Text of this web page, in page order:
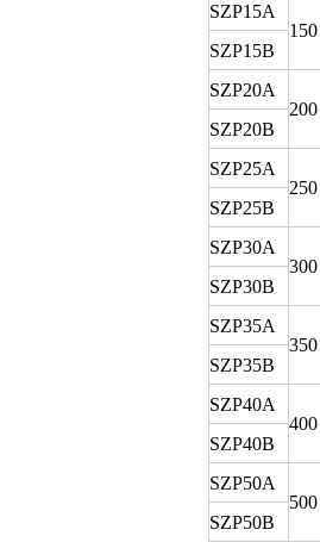
SZP15A
150
SZP15B
SZP20A
200
SZP20B
SZP25A
250
SZP25B
SZP30A
300
SZP30B
SZP35A
350
SZP35B
SZP40A
400
SZP40B
SZP50A
500
SZP50B